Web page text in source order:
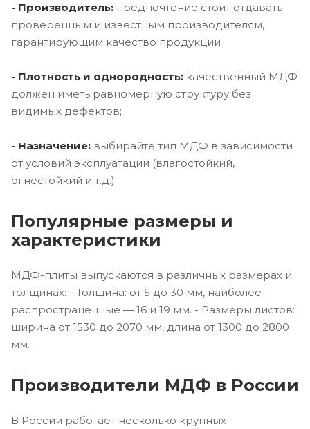
- Производитель: предпочтение стоит отдавать
проверенным и известным производителям,
гарантирующим качество продукции
- Плотность и однородность: качественный МДФ
должен иметь равномерную структуру без
видимых дефектов;
- Назначение: выбирайте тип МДФ в зависимости
от условий эксплуатации (влагостойкий,
огнестойкий и т.д.);
Популярные размеры и
характеристики
МДФ-плиты выпускаются в различных размерах и
толщинах: - Толщина: от 5 до 30 мм, наиболее
распространенные — 16 и 19 мм. - Размеры листов:
ширина от 1530 до 2070 мм, длина от 1300 до 2800
мм.
Производители МДФ в России
В России работает несколько крупных